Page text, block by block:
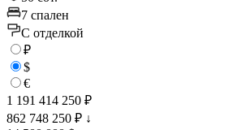
7 спален
C отделкой
₽
$
€
1 191 414 250 ₽
862 748 250 ₽ ↓